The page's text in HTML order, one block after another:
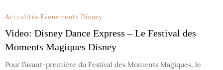
Actualités Evènements Disney
Video: Disney Dance Express – Le Festival des
Moments Magiques Disney
Pour l’avant-première du Festival des Moments Magiques, le